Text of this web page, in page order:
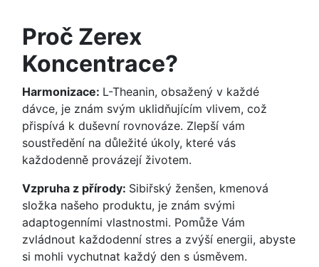
Proč Zerex
Koncentrace?
Harmonizace: L-Theanin, obsažený v každé
dávce, je znám svým uklidňujícím vlivem, což
přispívá k duševní rovnováze. Zlepší vám
soustředění na důležité úkoly, které vás
každodenně provázejí životem.
Vzpruha z přírody: Sibiřský ženšen, kmenová
složka našeho produktu, je znám svými
adaptogenními vlastnostmi. Pomůže Vám
zvládnout každodenní stres a zvýší energii, abyste
si mohli vychutnat každý den s úsměvem.